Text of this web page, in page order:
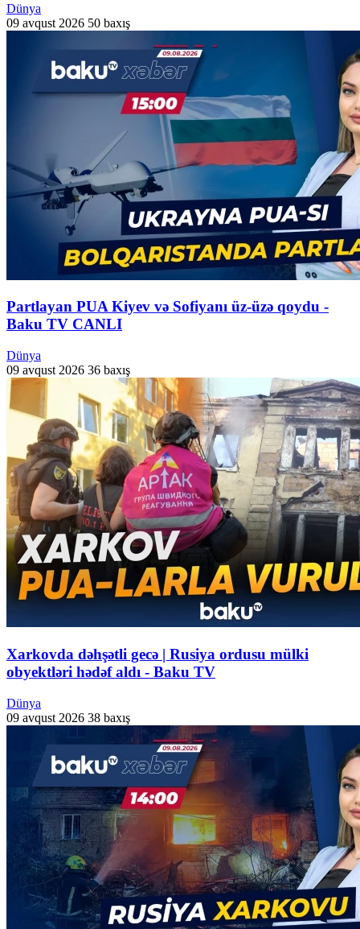
Dünya
09 avqust 2026 50 baxış
Partlayan PUA Kiyev və Sofiyanı üz-üzə qoydu -
Baku TV CANLI
Dünya
09 avqust 2026 36 baxış
Xarkovda dəhşətli gecə | Rusiya ordusu mülki
obyektləri hədəf aldı - Baku TV
Dünya
09 avqust 2026 38 baxış